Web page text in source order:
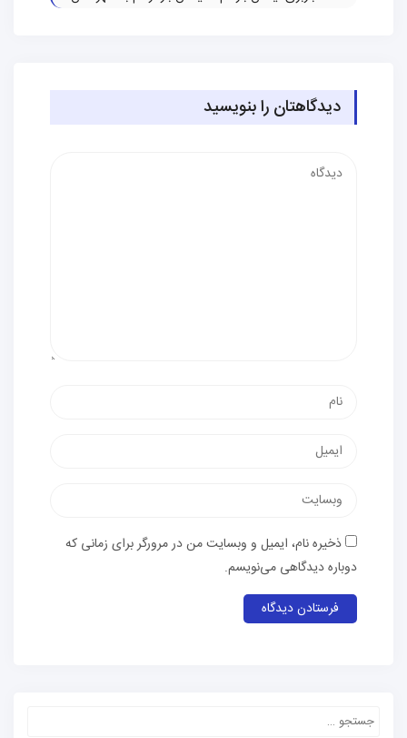
دیدگاهتان را بنویسید
ذخیره نام، ایمیل و وبسایت من در مرورگر برای زمانی که
دوباره دیدگاهی می‌نویسم.